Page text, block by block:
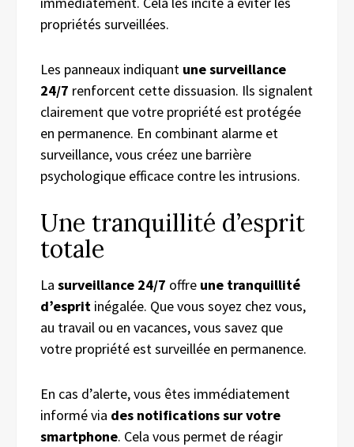
propriétés surveillées.
Les panneaux indiquant une surveillance
24/7 renforcent cette dissuasion. Ils signalent
clairement que votre propriété est protégée
en permanence. En combinant alarme et
surveillance, vous créez une barrière
psychologique efficace contre les intrusions.
Une tranquillité d’esprit
totale
La surveillance 24/7 offre une tranquillité
d’esprit inégalée. Que vous soyez chez vous,
au travail ou en vacances, vous savez que
votre propriété est surveillée en permanence.
En cas d’alerte, vous êtes immédiatement
informé via des notifications sur votre
smartphone. Cela vous permet de réagir